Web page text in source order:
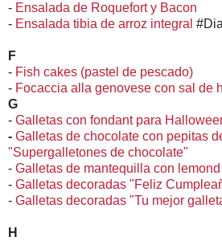
- Ensalada de Roquefort y Bacon
- Ensalada tibia de arroz integral
F
- Fish cakes (pastel de pescado)
- Focaccia alla genovese con sal de
G
- Galletas con fondant para
- Galletas de chocolate con pepitas
"Supergalletones de chocolate"
- Galletas de mantequilla con lemond
- Galletas decoradas "Feliz
- Galletas decoradas "Tu mejor
H